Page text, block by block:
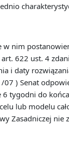
nim
622 ust. 4
i daty
) Senat
tygodni do
lub modelu
Zasadniczej